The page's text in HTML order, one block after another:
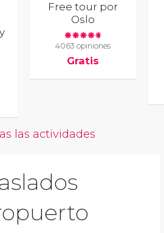
Free tour por
Oslo
4063 opiniones
Gratis
las actividades